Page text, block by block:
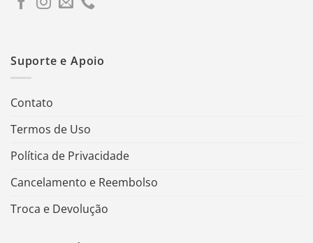
Suporte e Apoio
Contato
Termos de Uso
Política de Privacidade
Cancelamento e Reembolso
Troca e Devolução